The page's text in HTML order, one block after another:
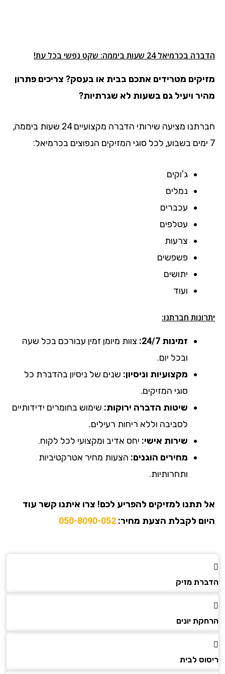
הדברה בכרמיאל 24 שעות ביממה: שקט נפשי בכל עת!
מזיקים מטרידים אתכם בבית או בעסק? צריכים פתרון
מהיר ויעיל גם בשעות לא שגרתיות?
חברתנו מציעה שירותי הדברה מקצועיים 24 שעות ביממה,
7 ימים בשבוע, לכל סוגי המזיקים הנפוצים בכרמיאל:
ג'וקים
נמלים
עכברים
עטלפים
צרעות
פשפשים
יתושים
ועוד
יתרונות חברתנו:
זמינות 24/7:
צוות מיומן זמין עבורכם בכל שעה
ובכל יום.
מקצועיות וניסיון: שנים של ניסיון בהדברת כל
סוגי המזיקים.
שיטות הדברה ירוקות: שימוש בחומרים ידידותיים
לסביבה וללא ריחות רעילים.
שירות אישי: יחס אדיב ומקצועי לכל לקוח.
מחירים הוגנים: הצעות מחיר אטרקטיביות
ותחרותיות.
אל תתנו למזיקים להפריע לכם! צרו איתנו קשר עוד
היום לקבלת הצעת מחיר: 050-8090-052
הדברת מזיק
הרחקת יונים
ריסוס לבית